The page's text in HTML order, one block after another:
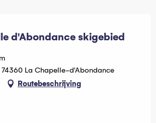
d'Abondance skigebied
74360 La Chapelle-d'Abondance
Routebeschrijving